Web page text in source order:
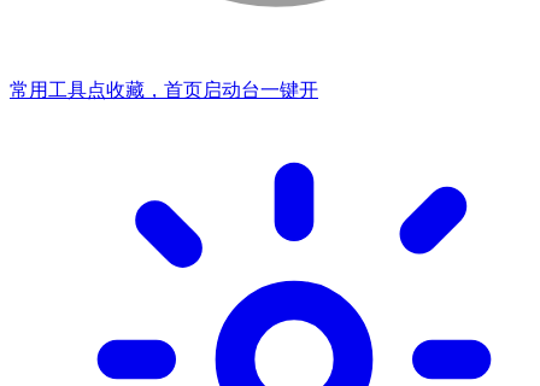
常用工具点收藏，首页启动台一键开